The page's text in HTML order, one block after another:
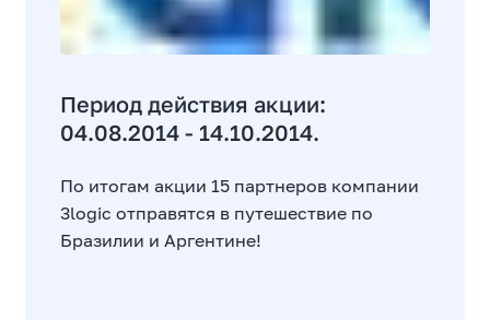
Период действия акции:
04.08.2014 - 14.10.2014.
По итогам акции 15 партнеров компании
3logic отправятся в путешествие по
Бразилии и Аргентине!